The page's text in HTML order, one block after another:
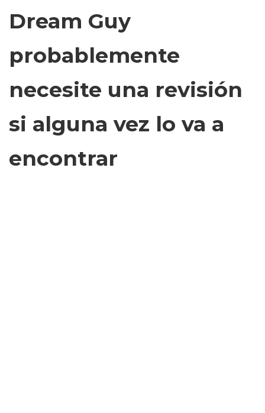
Dream Guy
probablemente
necesite una revisión
si alguna vez lo va a
encontrar